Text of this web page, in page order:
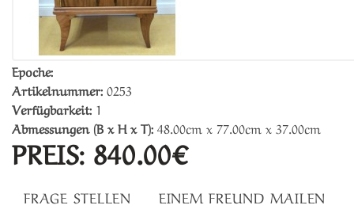
Epoche:
Artikelnummer: 0253
Verfügbarkeit: 1
Abmessungen (B x H x T): 48.00cm x 77.00cm x 37.00cm
PREIS: 840.00€
FRAGE STELLEN
EINEM FREUND MAILEN